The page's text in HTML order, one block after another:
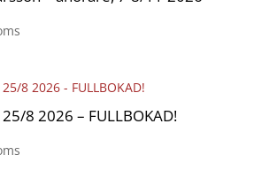
8 2026 – FULLBOKAD!